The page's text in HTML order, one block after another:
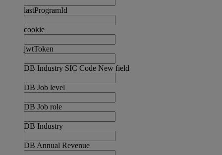
lastProgramId
cookie
jwtToken
DB Industry SIC Code New field
DB Job level
DB Job role
DB Industry
DB Annual Revenue